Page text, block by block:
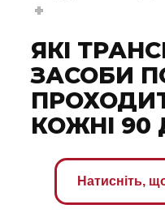
ЯКІ
ЗАСОБИ
КОЖНІ 90
Натисніть,